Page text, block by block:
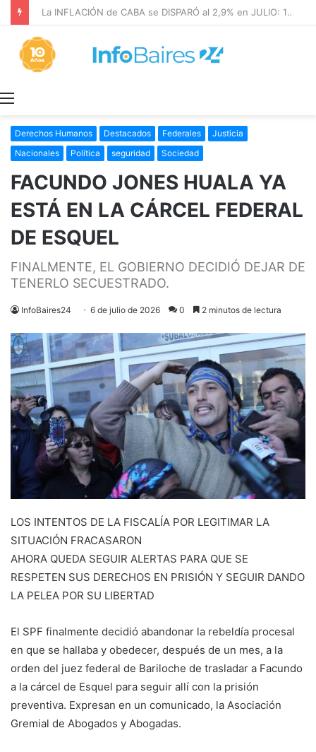
La INFLACIÓN de CABA se DISPARÓ al 2,9% en JULIO: 19,4% en 2026
Derechos Humanos Destacados Federales
Justicia
Nacionales
Política seguridad Sociedad
FACUNDO JONES HUALA YA
ESTÁ EN LA CÁRCEL FEDERAL
DE ESQUEL
FINALMENTE, EL GOBIERNO DECIDIÓ DEJAR DE
TENERLO SECUESTRADO.
InfoBaires24 6 de julio de 2026 0 2 minutos de lectura
LOS INTENTOS DE LA FISCALÍA POR LEGITIMAR LA
SITUACIÓN FRACASARON
AHORA QUEDA SEGUIR ALERTAS PARA QUE SE
RESPETEN SUS DERECHOS EN PRISIÓN Y SEGUIR DANDO
LA PELEA POR SU LIBERTAD
El SPF finalmente decidió abandonar la rebeldía procesal
en que se hallaba y obedecer, después de un mes, a la
orden del juez federal de Bariloche de trasladar a Facundo
a la cárcel de Esquel para seguir allí con la prisión
preventiva. Expresan en un comunicado, la Asociación
Gremial de Abogados y Abogadas.